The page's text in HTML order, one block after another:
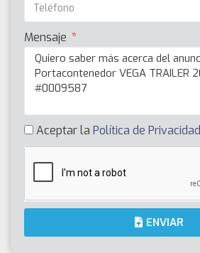
Mensaje
Aceptar la Política de Privacidad
ENVIAR